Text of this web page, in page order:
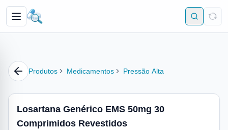
Produtos Medicamentos Pressão Alta
Losartana Genérico EMS 50mg 30
Comprimidos Revestidos